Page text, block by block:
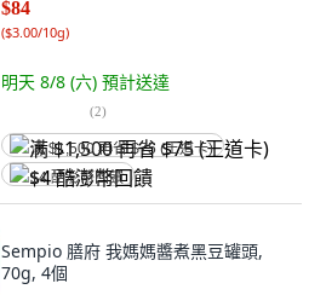
$84
($3.00/10g)
明天 8/8 (六) 預計送達
(2)
满 $1,500 再省 $75 (王道卡)
$4 酷澎幣回饋
Sempio 膳府 我媽媽醬煮黑豆罐頭,
70g, 4個